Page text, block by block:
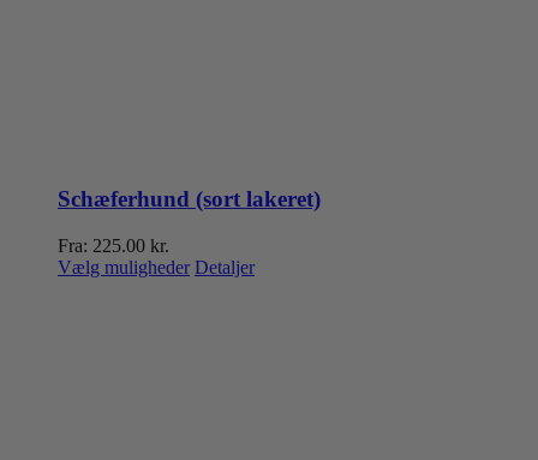
Schæferhund (sort lakeret)
Fra: 225.00 kr.
Vælg muligheder Dette
Detaljer